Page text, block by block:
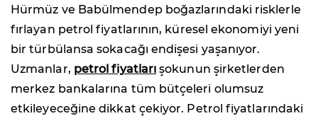
Hürmüz ve Babülmendep boğazlarındaki risklerle
fırlayan petrol fiyatlarının, küresel ekonomiyi yeni
bir türbülansa sokacağı endişesi yaşanıyor.
Uzmanlar, petrol fiyatları şokunun şirketlerden
merkez bankalarına tüm bütçeleri olumsuz
etkileyeceğine dikkat çekiyor. Petrol fiyatlarındaki